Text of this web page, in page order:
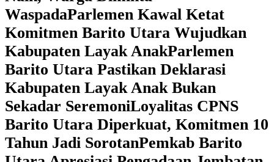
WaspadaParlemen Kawal Ketat
Komitmen Barito Utara Wujudkan
Kabupaten Layak AnakParlemen
Barito Utara Pastikan Deklarasi
Kabupaten Layak Anak Bukan
Sekadar SeremoniLoyalitas CPNS
Barito Utara Diperkuat, Komitmen 10
Tahun Jadi SorotanPemkab Barito